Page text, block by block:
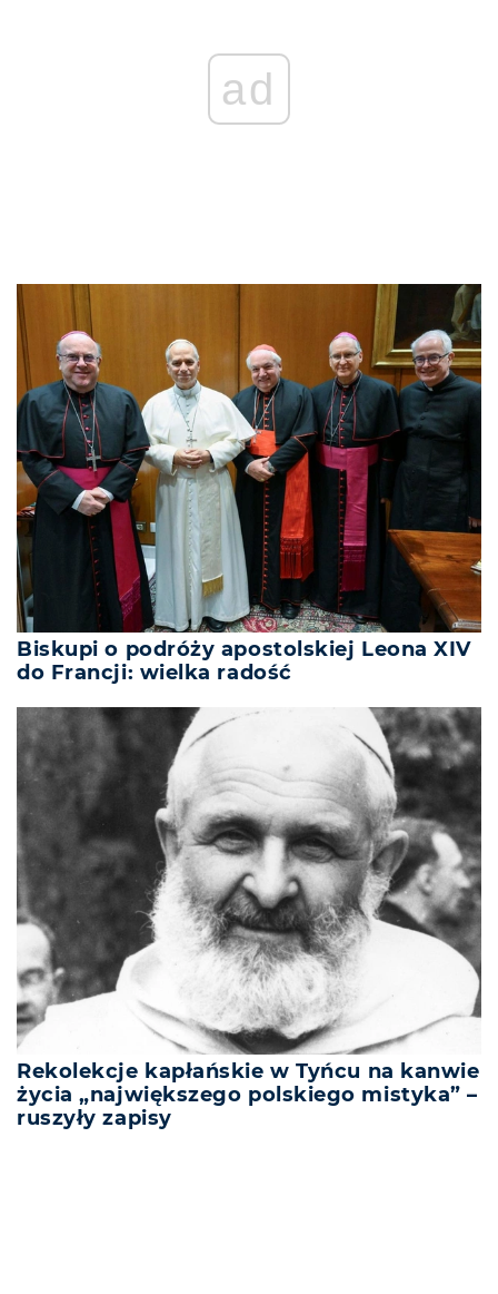
ad
Biskupi o podróży apostolskiej Leona XIV
do Francji: wielka radość
Rekolekcje kapłańskie w Tyńcu na kanwie
życia „największego polskiego mistyka” –
ruszyły zapisy